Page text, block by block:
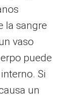
la sangre
vaso
puede
Si
un